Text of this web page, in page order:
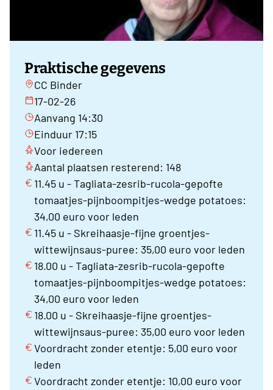
Praktische gegevens
CC Binder
17-02-26
Aanvang 14:30
Einduur 17:15
Voor iedereen
Aantal plaatsen resterend: 148
11.45 u - Tagliata-zesrib-rucola-gepofte
tomaatjes-pijnboompitjes-wedge potatoes:
34,00 euro voor leden
11.45 u - Skreihaasje-fijne groentjes-
wittewijnsaus-puree: 35,00 euro voor leden
18.00 u - Tagliata-zesrib-rucola-gepofte
tomaatjes-pijnboompitjes-wedge potatoes:
34,00 euro voor leden
18.00 u - Skreihaasje-fijne groentjes-
wittewijnsaus-puree: 35,00 euro voor leden
Voordracht zonder etentje: 5,00 euro voor
leden
Voordracht zonder etentje: 10,00 euro voor